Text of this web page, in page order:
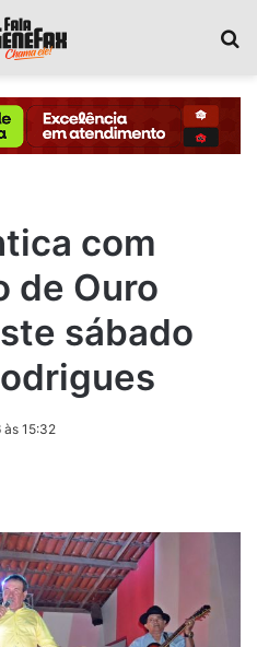
com
de Ouro
sábado
15:32